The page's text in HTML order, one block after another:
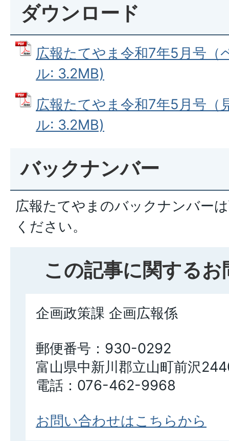
ダウンロード
広報たてやま令和7年5月号（
ル: 3.2MB)
広報たてやま令和7年5月号（
ル: 3.2MB)
バックナンバー
広報たてやまのバックナンバー
ください。
この記事に関する
企画政策課 企画広報係
郵便番号：930-0292
富山県中新川郡立山町前沢
電話：076-462-9968
お問い合わせはこちらから